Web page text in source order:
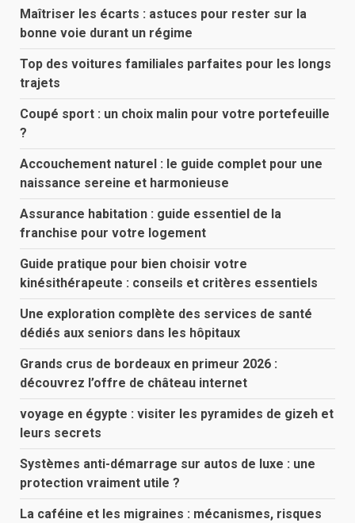
Maîtriser les écarts : astuces pour rester sur la
bonne voie durant un régime
Top des voitures familiales parfaites pour les longs
trajets
Coupé sport : un choix malin pour votre portefeuille
?
Accouchement naturel : le guide complet pour une
naissance sereine et harmonieuse
Assurance habitation : guide essentiel de la
franchise pour votre logement
Guide pratique pour bien choisir votre
kinésithérapeute : conseils et critères essentiels
Une exploration complète des services de santé
dédiés aux seniors dans les hôpitaux
Grands crus de bordeaux en primeur 2026 :
découvrez l’offre de château internet
voyage en égypte : visiter les pyramides de gizeh et
leurs secrets
Systèmes anti-démarrage sur autos de luxe : une
protection vraiment utile ?
La caféine et les migraines : mécanismes, risques